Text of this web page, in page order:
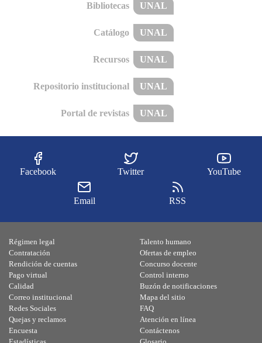
Bibliotecas UNAL
Catálogo UNAL
Recursos UNAL
Repositorio institucional UNAL
Portal de revistas UNAL
Facebook Twitter YouTube
Email RSS
Régimen legal
Contratación
Rendición de cuentas
Pago virtual
Calidad
Talento humano
Ofertas de empleo
Concurso docente
Control interno
Buzón de notificaciones
Correo institucional
Redes Sociales
Quejas y reclamos
Encuesta
Mapa del sitio
FAQ
Atención en línea
Contáctenos